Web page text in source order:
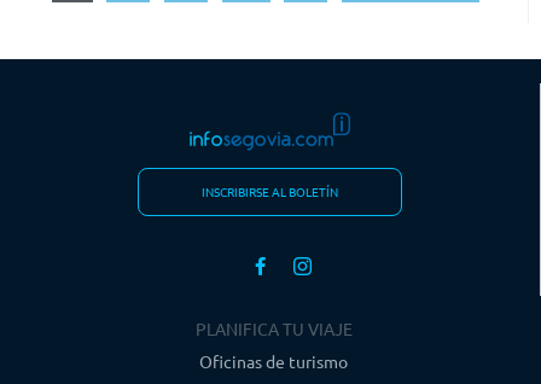
INSCRIBIRSE AL BOLETÍN
PLANIFICA TU VIAJE
Oficinas de turismo